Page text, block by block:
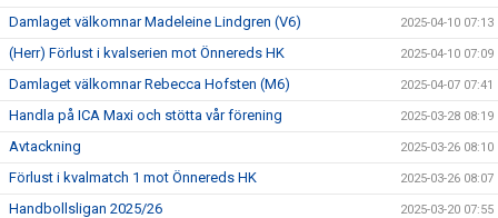
Damlaget välkomnar Madeleine Lindgren (V6) 2025-04-10 07:13
(Herr) Förlust i kvalserien mot Önnereds HK 2025-04-10 07:09
Damlaget välkomnar Rebecca Hofsten (M6) 2025-04-07 07:41
Handla på ICA Maxi och stötta vår förening 2025-03-28 08:19
Avtackning 2025-03-26 08:10
Förlust i kvalmatch 1 mot Önnereds HK 2025-03-26 08:07
Handbollsligan 2025/26 2025-03-20 07:55